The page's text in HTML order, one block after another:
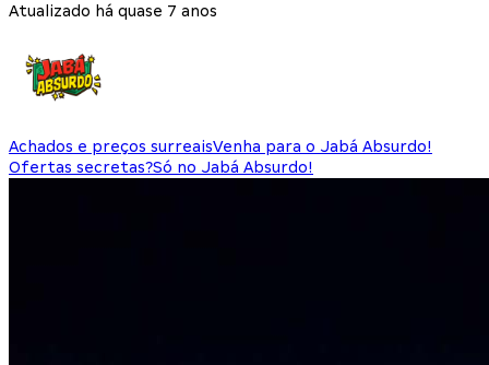
Atualizado há quase 7 anos
Achados e preços surreaisVenha para o Jabá Absurdo!
Ofertas secretas?Só no Jabá Absurdo!